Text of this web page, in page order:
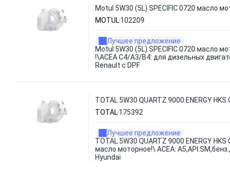
Motul 5W30 (5L) SPECIFIC 0720 масло
MOTUL102209
Лучшее предложение
Motul 5W30 (5L) SPECIFIC 0720 масло
!\ACEA С4/А3/В4: для дизельных
Renault с DPF
TOTAL 5W30 QUARTZ 9000 ENERGY
TOTAL175392
Лучшее предложение
TOTAL 5W30 QUARTZ 9000 ENERGY HKS
масло моторное!\ ACEA:
Hyundai